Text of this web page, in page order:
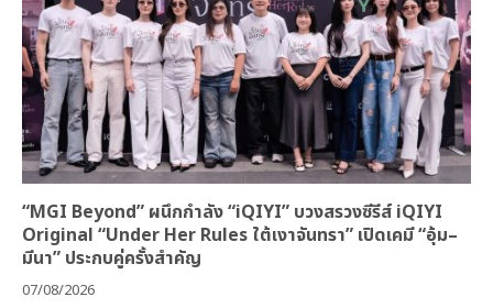
“MGI Beyond” ผนึกกำลัง “iQIYI” บวงสรวงซีรีส์ iQIYI
Original “Under Her Rules ใต้เงาจันทรา” เปิดเคมี “อุ้ม–
มีนา” ประกบคู่ครั้งสำคัญ
07/08/2026